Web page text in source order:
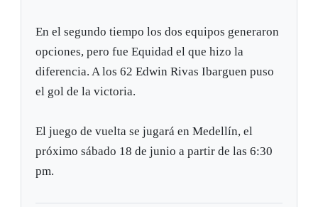
En el segundo tiempo los dos equipos generaron
opciones, pero fue Equidad el que hizo la
diferencia. A los 62 Edwin Rivas Ibarguen puso
el gol de la victoria.
El juego de vuelta se jugará en Medellín, el
próximo sábado 18 de junio a partir de las 6:30
pm.